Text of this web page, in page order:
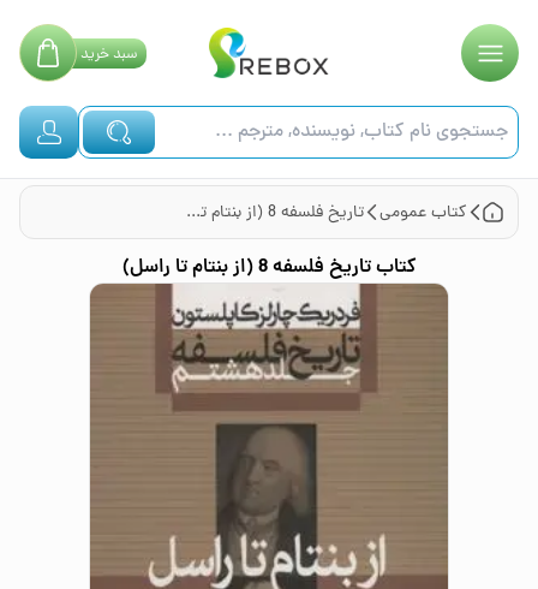
سبدخرید
کتابعمومی تاريخ فلسفه 8 (از بنتام تا راسل)
کتابتاريخ فلسفه 8 (از بنتام تا راسل)